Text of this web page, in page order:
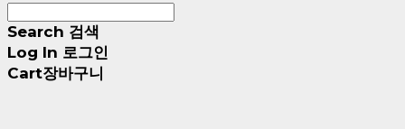
Search 검색
Log In 로그인
Cart장바구니